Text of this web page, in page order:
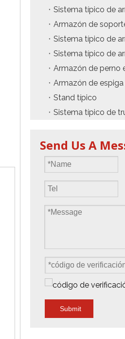
Sistema típico de
Armazón de
Sistema típico de
Sistema típico de
Armazón de perno
Armazón de
Stand típico
Sistema típico de
Send Us A
Submit